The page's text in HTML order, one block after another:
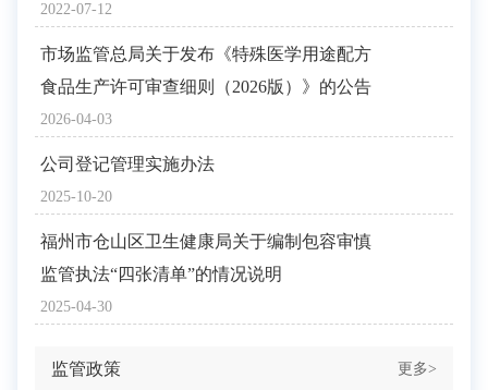
2022-07-12
2026-04-03
市场监管总局关于发布《特殊医学用途配方
食品生产许可审查细则（2026版）》的公告
2025-10-20
公司登记管理实施办法
2025-04-30
福州市仓山区卫生健康局关于编制包容审慎
监管执法“四张清单”的情况说明
监管政策 更多>